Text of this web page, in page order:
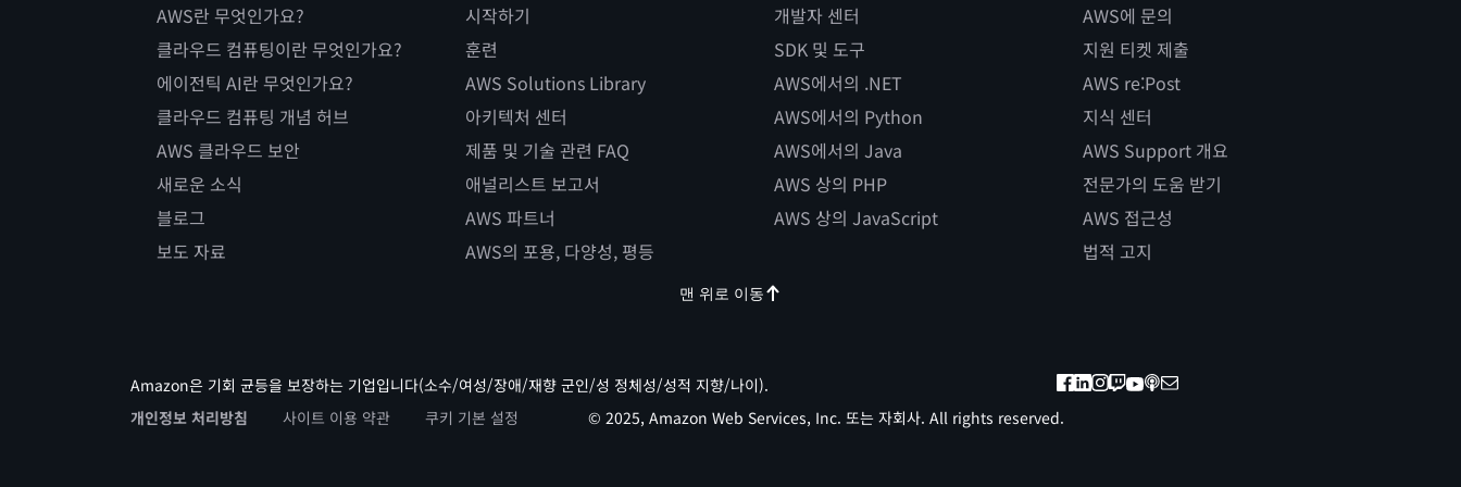
AWS란 무엇인가요?
클라우드 컴퓨팅이란 무엇인가요?
에이전틱 AI란 무엇인가요?
클라우드 컴퓨팅 개념 허브
AWS 클라우드 보안
새로운 소식
블로그
보도 자료
시작하기
훈련
AWS Solutions Library
아키텍처 센터
제품 및 기술 관련 FAQ
애널리스트 보고서
AWS 파트너
AWS의 포용, 다양성, 평등
개발자 센터
SDK 및 도구
AWS에서의 .NET
AWS에서의 Python
AWS에서의 Java
AWS 상의 PHP
AWS 상의 JavaScript
AWS에 문의
지원 티켓 제출
AWS re:Post
지식 센터
AWS Support 개요
전문가의 도움 받기
AWS 접근성
법적 고지
맨 위로 이동
Amazon은 기회 균등을 보장하는 기업입니다(소수/여성/장애/재향 군인/성 정체성/성적 지향/나이).
개인정보 처리방침
사이트 이용 약관 쿠키 기본 설정 © 2025, Amazon Web Services, Inc. 또는 자회사. All rights reserved.